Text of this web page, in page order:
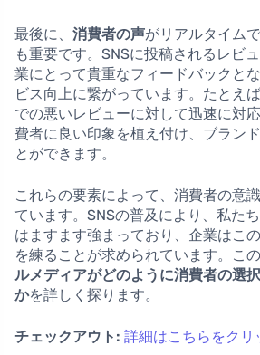
最後に、 消費者の声がリアルタイム
も重要です。SNSに投稿されるレビ
業にとって貴重なフィードバックと
ビス向上に繋がっています。たとえ
での悪いレビューに対して迅速に対
費者に良い印象を植え付け、ブラン
とができます。
これらの要素によって、消費者の意
ています。SNSの普及により、私た
はますます強まっており、企業はこ
を練ることが求められています。この
ルメディアがどのように消費者の選
かを詳しく探ります。
チェックアウト: 詳細はこちらをクリ